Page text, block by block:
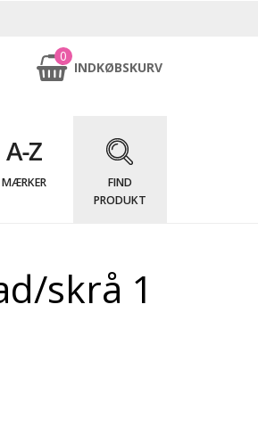
0
INDKØBSKURV
MÆRKER
FIND
PRODUKT
skrå 1